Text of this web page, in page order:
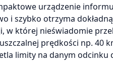
urządzenie
i szybko otrzyma
w której nieświadomie
prędkości np. 40
limity na danym